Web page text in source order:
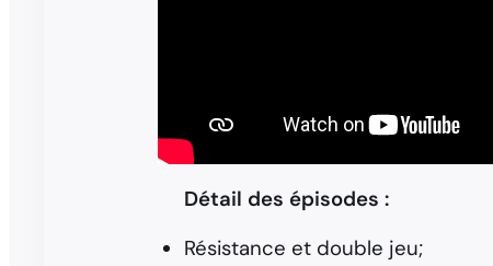
Détail des épisodes :
Résistance et double jeu;